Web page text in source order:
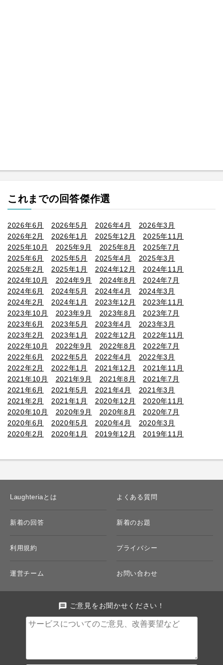
これまでの回答傑作選
2026年6月 2026年5月 2026年4月
2026年3月
2026年2月
2026年1月 2025年12月
2025年11月
2025年10月
2025年9月 2025年8月
2025年7月
2025年6月
2025年5月 2025年4月
2025年3月
2025年2月
2025年1月 2024年12月
2024年11月
2024年10月
2024年9月 2024年8月
2024年7月
2024年6月
2024年5月 2024年4月
2024年3月
2024年2月
2024年1月 2023年12月
2023年11月
2023年10月
2023年9月 2023年8月
2023年7月
2023年6月
2023年5月 2023年4月
2023年3月
2023年2月
2023年1月 2022年12月
2022年11月
2022年10月
2022年9月 2022年8月
2022年7月
2022年6月
2022年5月 2022年4月
2022年3月
2022年2月
2022年1月 2021年12月
2021年11月
2021年10月
2021年9月 2021年8月
2021年7月
2021年6月
2021年5月 2021年4月
2021年3月
2021年2月
2021年1月 2020年12月
2020年11月
2020年10月
2020年9月 2020年8月
2020年7月
2020年6月
2020年5月 2020年4月
2020年3月
2020年2月
2020年1月 2019年12月 2019年11月
Laughteriaとは よくある質問
新着の回答 新着のお題
利用規約 プライバシー
運営チーム お問い合わせ
message ご意見をお聞かせください！